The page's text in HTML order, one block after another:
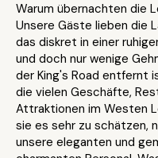
Warum übernachten die
Unsere Gäste lieben die
das diskret in einer
und doch nur wenige
der King's Road entfernt
die vielen Geschäfte,
Attraktionen im Westen
sie es sehr zu schätzen,
unsere eleganten und